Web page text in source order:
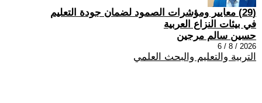
(29) معايير ومؤشرات الصمود لضمان جودة التعليم
في بيئات النزاع العربية
حسين سالم مرجين
2026 / 8 / 6
التربية والتعليم والبحث العلمي